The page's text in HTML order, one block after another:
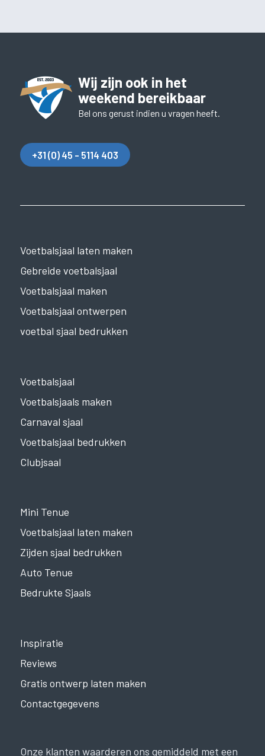
Wij zijn ook in het
weekend bereikbaar
Bel ons gerust indien u vragen heeft.
+31 (0) 45 - 5114 403
Voetbalsjaal laten maken
Gebreide voetbalsjaal
Voetbalsjaal maken
Voetbalsjaal ontwerpen
voetbal sjaal bedrukken
Voetbalsjaal
Voetbalsjaals maken
Carnaval sjaal
Voetbalsjaal bedrukken
Clubjsaal
Mini Tenue
Voetbalsjaal laten maken
Zijden sjaal bedrukken
Auto Tenue
Bedrukte Sjaals
Inspiratie
Reviews
Gratis ontwerp laten maken
Contactgegevens
Onze klanten waarderen ons gemiddeld met een